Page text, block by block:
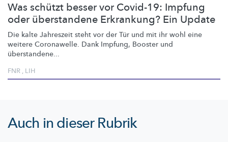
Was schützt besser vor Covid-19: Impfung
oder überstandene Erkrankung? Ein Update
Die kalte Jahreszeit steht vor der Tür und mit ihr wohl eine
weitere Coronawelle. Dank Impfung, Booster und
überstandene...
FNR , LIH
Auch in dieser Rubrik